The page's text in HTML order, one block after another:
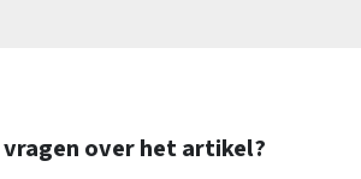
vragen over het artikel?